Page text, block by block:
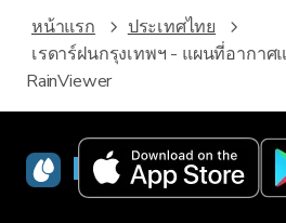
หน้าแรก
ประเทศไทย
เรดาร์ฝนกรุงเทพฯ - แผนที่อากาศ
RainViewer
RainViewer